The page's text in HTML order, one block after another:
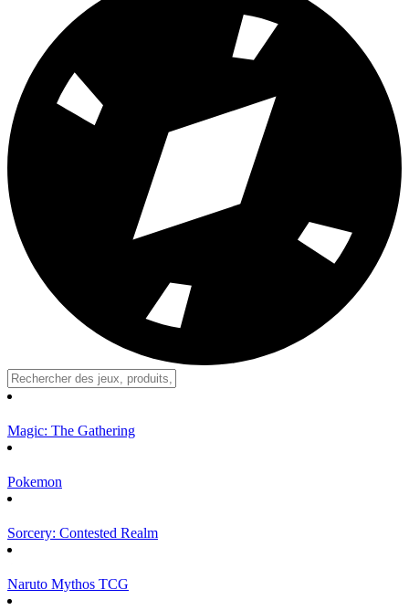
Magic: The Gathering
Pokemon
Sorcery: Contested Realm
Naruto Mythos TCG